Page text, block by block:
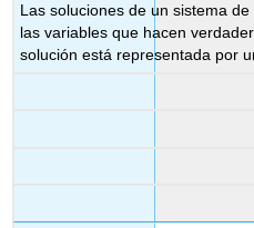
Las soluciones de un sistema
las variables que hacen
solución está representada por